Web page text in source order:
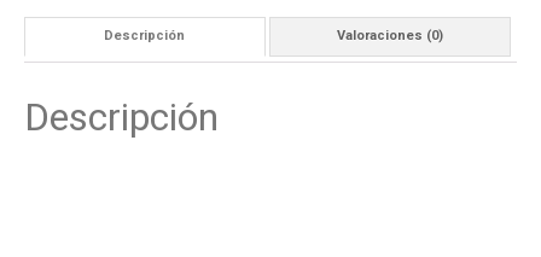
Descripción Valoraciones (0)
Descripción